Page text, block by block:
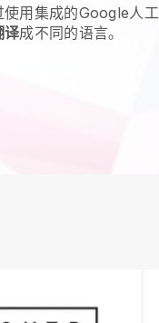
使用集成的Google人
译成不同的语言。